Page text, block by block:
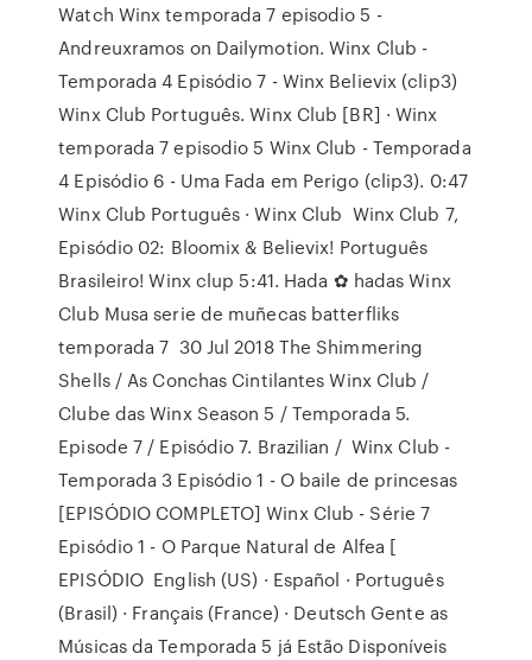
Watch Winx temporada 7 episodio 5 -
Andreuxramos on Dailymotion. Winx Club -
Temporada 4 Episódio 7 - Winx Believix (clip3)
Winx Club Português. Winx Club [BR] · Winx
temporada 7 episodio 5 Winx Club - Temporada
4 Episódio 6 - Uma Fada em Perigo (clip3). 0:47
Winx Club Português · Winx Club Winx Club 7,
Episódio 02: Bloomix & Believix! Português
Brasileiro! Winx clup 5:41. Hada ✿ hadas Winx
Club Musa serie de muñecas batterfliks
temporada 7 30 Jul 2018 The Shimmering
Shells / As Conchas Cintilantes Winx Club /
Clube das Winx Season 5 / Temporada 5.
Episode 7 / Episódio 7. Brazilian / Winx Club -
Temporada 3 Episódio 1 - O baile de princesas
[EPISÓDIO COMPLETO] Winx Club - Série 7
Episódio 1 - O Parque Natural de Alfea [
EPISÓDIO English (US) · Español · Português
(Brasil) · Français (France) · Deutsch Gente as
Músicas da Temporada 5 já Estão Disponíveis